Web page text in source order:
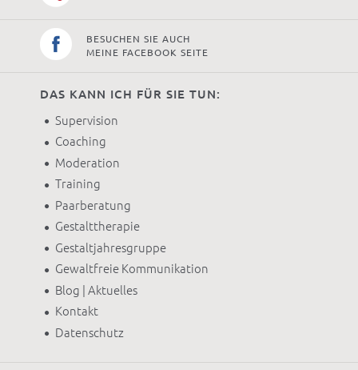
BESUCHEN SIE AUCH
MEINE FACEBOOK SEITE
DAS KANN ICH FÜR SIE TUN:
Supervision
Coaching
Moderation
Training
Paarberatung
Gestalttherapie
Gestaltjahresgruppe
Gewaltfreie Kommunikation
Blog | Aktuelles
Kontakt
Datenschutz